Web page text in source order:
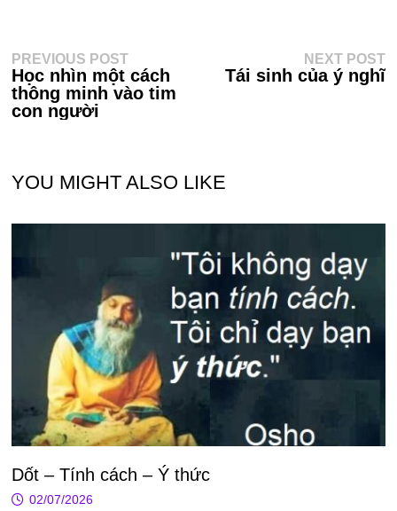
Điều
hướng
bài
PREVIOUS POSTPrevious
post:
Học nhìn một cách
thông minh vào tim
con người
NEXT POST
Tái sinh của ý nghĩ
YOU MIGHT ALSO LIKE
Dốt – Tính cách – Ý thức
02/07/2026